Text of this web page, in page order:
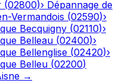
(02800)› Dépannage de
Vermandois (02590)›
Becquigny (02110)›
Belleau (02400)›
Bellenglise (02420)›
Belleu (02200)
→